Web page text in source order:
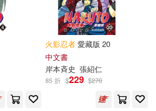
火影忍者愛藏版 20
中文書
岸本斉史 張紹仁
85 折 $229 $270